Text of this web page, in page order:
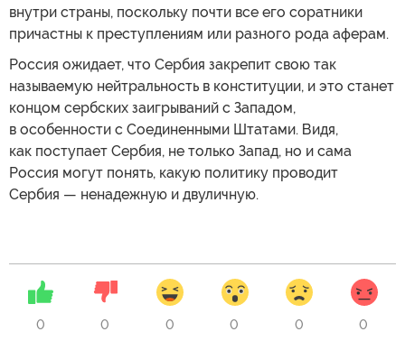
внутри страны, поскольку почти все его соратники
причастны к преступлениям или разного рода аферам.
Россия ожидает, что Сербия закрепит свою так
называемую нейтральность в конституции, и это станет
концом сербских заигрываний с Западом,
в особенности с Соединенными Штатами. Видя,
как поступает Сербия, не только Запад, но и сама
Россия могут понять, какую политику проводит
Сербия — ненадежную и двуличную.
0 0 0 0 0 0